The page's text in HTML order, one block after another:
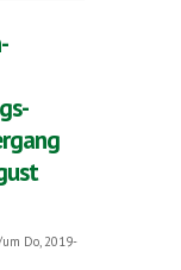
Do, 2019-